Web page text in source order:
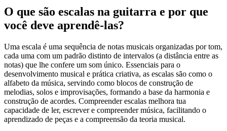
O que são escalas na guitarra e por que
você deve aprendê-las?
Uma escala é uma sequência de notas musicais organizadas por tom,
cada uma com um padrão distinto de intervalos (a distância entre as
notas) que lhe confere um som único. Essenciais para o
desenvolvimento musical e prática criativa, as escalas são como o
alfabeto da música, servindo como blocos de construção de
melodias, solos e improvisações, formando a base da harmonia e
construção de acordes. Compreender escalas melhora tua
capacidade de ler, escrever e compreender música, facilitando o
aprendizado de peças e a compreensão da teoria musical.